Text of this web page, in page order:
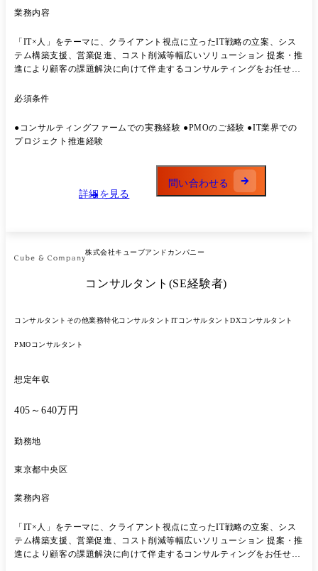
業務内容
「IT×⼈」をテーマに、クライアント視点に⽴ったIT戦略の⽴案、シス
テム構築⽀援、営業促進、コスト削減等幅広いソリューション 提案・推
進により顧客の課題解決に向けて伴⾛するコンサルティングをお任せし
よびITプロジェクトのPMOなど) ●ITに限らず個⼈の適性、希望を判断
ルティング業務全般
必須条件
●コンサルティングファームでの実務経験 ●PMOのご経験 ●IT業界での
プロジェクト推進経験
詳細を見る
問い合わせる
株式会社キューブアンドカンパニー
コンサルタント(SE経験者)
コンサルタント その他業務特化コンサルタント ITコンサルタントDXコンサルタント
PMOコンサルタント
想定年収
405～640万円
勤務地
東京都中央区
業務内容
「IT×⼈」をテーマに、クライアント視点に⽴ったIT戦略の⽴案、シス
テム構築⽀援、営業促進、コスト削減等幅広いソリューション 提案・推
進により顧客の課題解決に向けて伴⾛するコンサルティングをお任せし